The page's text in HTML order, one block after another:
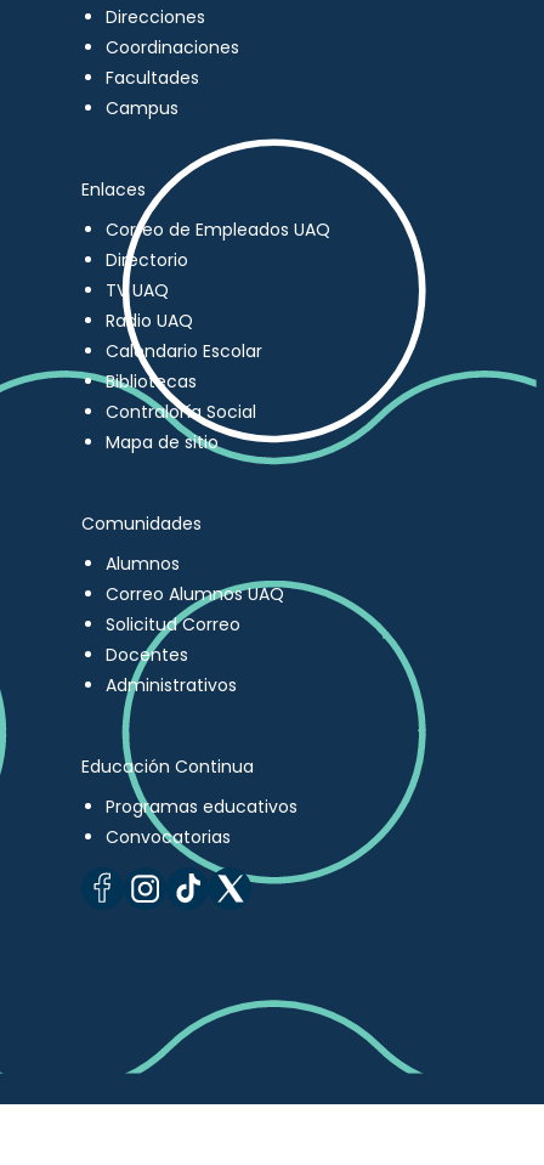
Direcciones
Coordinaciones
Facultades
Campus
Enlaces
Correo de Empleados UAQ
Directorio
TV UAQ
Radio UAQ
Calendario Escolar
Bibliotecas
Contraloría Social
Mapa de sitio
Comunidades
Alumnos
Correo Alumnos UAQ
Solicitud Correo
Docentes
Administrativos
Educación Continua
Programas educativos
Convocatorias